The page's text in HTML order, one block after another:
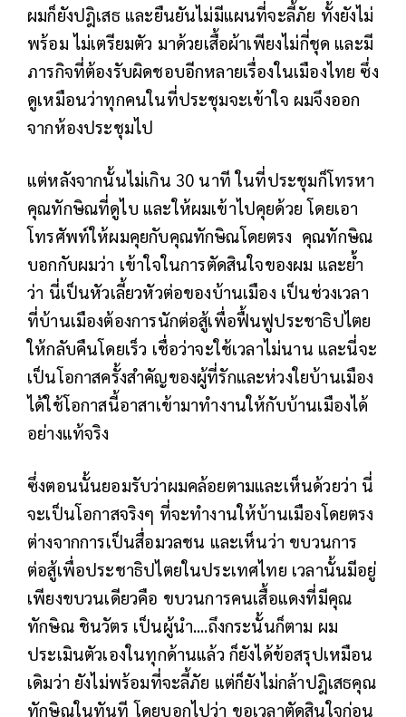
ผมก็ยังปฎิเสธ และยืนยันไม่มีแผนที่จะลี้ภัย ทั้งยังไม่
พร้อม ไม่เตรียมตัว มาด้วยเสื้อผ้าเพียงไม่กี่ชุด และมี
ภารกิจที่ต้องรับผิดชอบอีกหลายเรื่องในเมืองไทย ซึ่ง
ดูเหมือนว่าทุกคนในที่ประชุมจะเข้าใจ ผมจึงออก
จากห้องประชุมไป
แต่หลังจากนั้นไม่เกิน 30 นาที ในที่ประชุมก็โทรหา
คุณทักษิณที่ดูไบ และให้ผมเข้าไปคุยด้วย โดยเอา
โทรศัพท์ให้ผมคุยกับคุณทักษิณโดยตรง คุณทักษิณ
บอกกับผมว่า เข้าใจในการตัดสินใจของผม และย้ำ
ว่า นี่เป็นหัวเลี้ยวหัวต่อของบ้านเมือง เป็นช่วงเวลา
ที่บ้านเมืองต้องการนักต่อสู้เพื่อฟื้นฟูประชาธิปไตย
ให้กลับคืนโดยเร็ว เชื่อว่าจะใช้เวลาไม่นาน และนี่จะ
เป็นโอกาสครั้งสำคัญของผู้ที่รักและห่วงใยบ้านเมือง
ได้ใช้โอกาสนี้อาสาเข้ามาทำงานให้กับบ้านเมืองได้
อย่างแท้จริง
ซึ่งตอนนั้นยอมรับว่าผมคล้อยตามและเห็นด้วยว่า นี่
จะเป็นโอกาสจริงๆ ที่จะทำงานให้บ้านเมืองโดยตรง
ต่างจากการเป็นสื่อมวลชน และเห็นว่า ขบวนการ
ต่อสู้เพื่อประชาธิปไตยในประเทศไทย เวลานั้นมีอยู่
เพียงขบวนเดียวคือ ขบวนการคนเสื้อแดงที่มีคุณ
ทักษิณ ชินวัตร เป็นผู้นำ....ถึงกระนั้นก็ตาม ผม
ประเมินตัวเองในทุกด้านแล้ว ก็ยังได้ข้อสรุปเหมือน
เดิมว่า ยังไม่พร้อมที่จะลี้ภัย แต่ก็ยังไม่กล้าปฎิเสธคุณ
ทักษิณในทันที โดยบอกไปว่า ขอเวลาตัดสินใจก่อน